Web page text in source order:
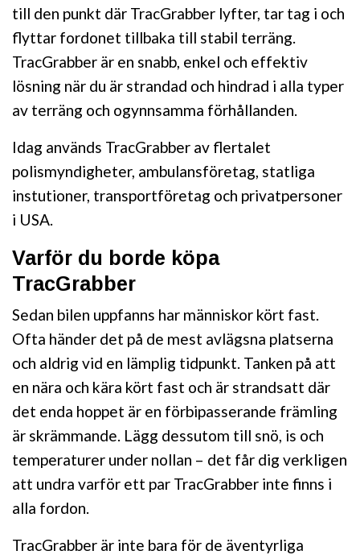
till den punkt där TracGrabber lyfter, tar tag i och
flyttar fordonet tillbaka till stabil terräng.
TracGrabber är en snabb, enkel och effektiv
lösning när du är strandad och hindrad i alla typer
av terräng och ogynnsamma förhållanden.
Idag används TracGrabber av flertalet
polismyndigheter, ambulansföretag, statliga
instutioner, transportföretag och privatpersoner
i USA.
Varför du borde köpa
TracGrabber
Sedan bilen uppfanns har människor kört fast.
Ofta händer det på de mest avlägsna platserna
och aldrig vid en lämplig tidpunkt. Tanken på att
en nära och kära kört fast och är strandsatt där
det enda hoppet är en förbipasserande främling
är skrämmande. Lägg dessutom till snö, is och
temperaturer under nollan – det får dig verkligen
att undra varför ett par TracGrabber inte finns i
alla fordon.
TracGrabber är inte bara för de äventyrliga